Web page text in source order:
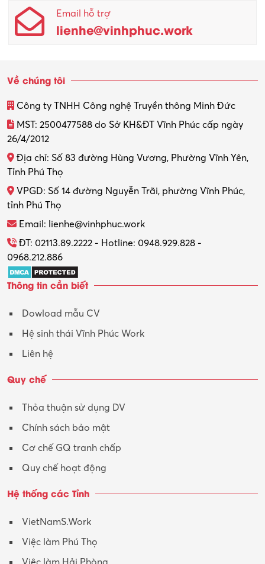
Email hỗ trợ
lienhe@vinhphuc.work
Về chúng tôi
Công ty TNHH Công nghệ Truyền thông Minh Đức
MST: 2500477588 do Sở KH&ĐT Vĩnh Phúc cấp ngày
26/4/2012
Địa chỉ: Số 83 đường Hùng Vương, Phường Vĩnh Yên,
Tỉnh Phú Thọ
VPGD: Số 14 đường Nguyễn Trãi, phường Vĩnh Phúc,
tỉnh Phú Thọ
Email: lienhe@vinhphuc.work
ĐT: 02113.89.2222 - Hotline: 0948.929.828 -
0968.212.886
Thông tin cần biết
Dowload mẫu CV
Hệ sinh thái Vĩnh Phúc Work
Liên hệ
Quy chế
Thỏa thuận sử dụng DV
Chính sách bảo mật
Cơ chế GQ tranh chấp
Quy chế hoạt động
Hệ thống các Tỉnh
VietNamS.Work
Việc làm Phú Thọ